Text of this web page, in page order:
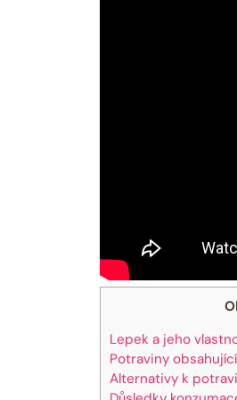
Lepek a jeho
Potraviny
Alternativy k